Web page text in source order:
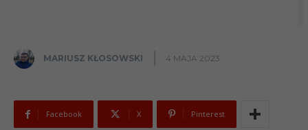
MARIUSZ KŁOSOWSKI 4 MAJA 2023
Facebook X Pinterest